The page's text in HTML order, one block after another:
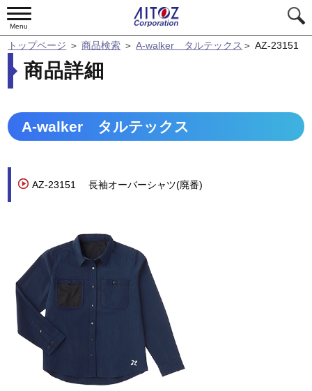
Menu
トップページ ＞商品検索 ＞ A-walker タルテックス ＞AZ-23151
商品詳細
A-walker タルテックス
AZ-23151 長袖オーバーシャツ(廃番)